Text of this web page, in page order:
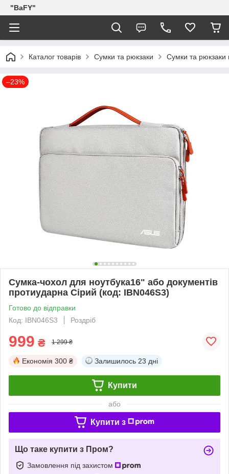
"BaFY"
Каталог товарів Сумки та рюкзаки Сумки та рюкзаки
–23%
Сумка-чохол для ноутбука16" або документів
протиударна Сірий (код: IBN046S3)
Готово до відправки
Код: IBN046S3
Роздріб
999 ₴ 1 299 ₴
Економія 300 ₴ Залишилось 23 дні
Купити
або
Купити з
Що таке купити з Пром?
Замовлення під захистом